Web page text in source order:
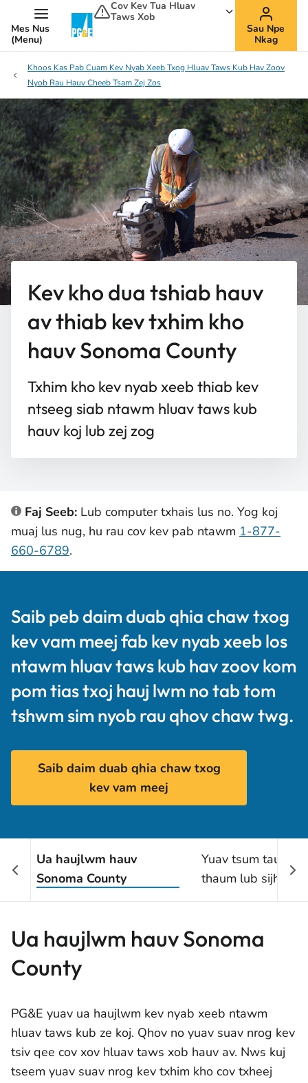
Mes Nus
(Menu)
Cov Kev Tua Hluav
Taws Xob
Sau Npe
Nkag
Khoos Kas Pab Cuam Kev Nyab Xeeb Txog Hluav Taws Kub Hav Zoov
Nyob Rau Hauv Cheeb Tsam Zej Zos
Kev kho dua tshiab hauv
av thiab kev txhim kho
hauv Sonoma County
Txhim kho kev nyab xeeb thiab kev
ntseeg siab ntawm hluav taws kub
hauv koj lub zej zog
Faj Seeb: Lub computer txhais lus no. Yog koj
muaj lus nug, hu rau cov kev pab ntawm 1-877-
660-6789.
Saib peb daim duab qhia chaw txog
kev vam meej fab kev nyab xeeb los
ntawm hluav taws kub hav zoov kom
pom tias txoj hauj lwm no tab tom
tshwm sim nyob rau qhov chaw twg.
Saib daim duab qhia chaw txog
kev vam meej
Ua haujlwm hauv
Sonoma County
Yuav tsum tau tos
thaum lub
haujlwm no
Ua haujlwm hauv Sonoma
County
PG&E yuav ua haujlwm kev nyab xeeb ntawm
hluav taws kub ze koj. Qhov no yuav suav nrog kev
tsiv qee cov xov hluav taws xob hauv av. Nws kuj
tseem yuav suav nrog kev txhim kho cov txheej